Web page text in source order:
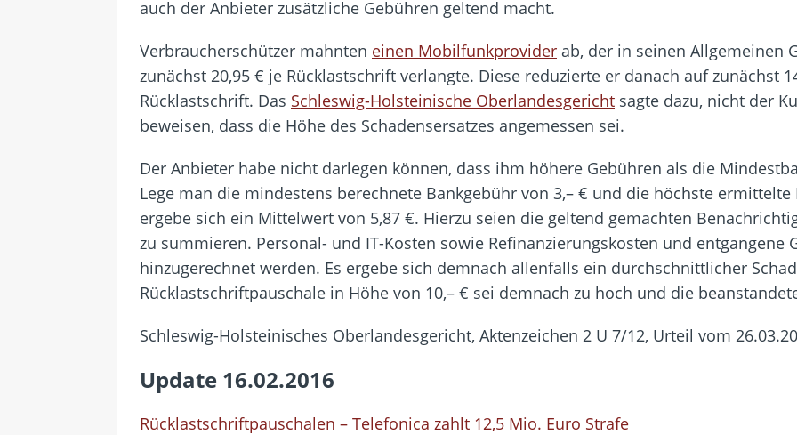
auch der Anbieter zusätzliche Gebühren geltend macht.
Verbraucherschützer mahnten einen Mobilfunkprovider ab, der in seinen Allgemeinen
zunächst 20,95 € je Rücklastschrift verlangte. Diese reduzierte er danach auf zunächst
Rücklastschrift. Das Schleswig-Holsteinische Oberlandesgericht sagte dazu, nicht der
beweisen, dass die Höhe des Schadensersatzes angemessen sei.
Der Anbieter habe nicht darlegen können, dass ihm höhere Gebühren als die
Lege man die mindestens berechnete Bankgebühr von 3,– € und die höchste ermittelte
ergebe sich ein Mittelwert von 5,87 €. Hierzu seien die geltend gemachten
zu summieren. Personal- und IT-Kosten sowie Refinanzierungskosten und entgangene
hinzugerechnet werden. Es ergebe sich demnach allenfalls ein durchschnittlicher
Rücklastschriftpauschale in Höhe von 10,– € sei demnach zu hoch und die
Schleswig-Holsteinisches Oberlandesgericht, Aktenzeichen 2 U 7/12, Urteil vom
Update 16.02.2016
Rücklastschriftpauschalen – Telefonica zahlt 12,5 Mio. Euro Strafe